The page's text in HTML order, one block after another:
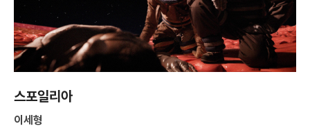
스포일리아
이세형